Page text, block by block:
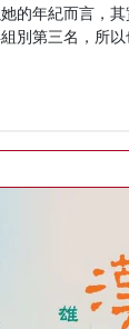
的年紀而言，
別第三名，所以